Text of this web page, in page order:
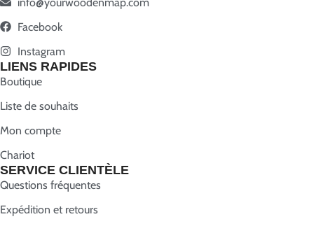
Facebook
Instagram
LIENS RAPIDES
Boutique
Liste de souhaits
Mon compte
Chariot
SERVICE CLIENTÈLE
Questions fréquentes
Expédition et retours